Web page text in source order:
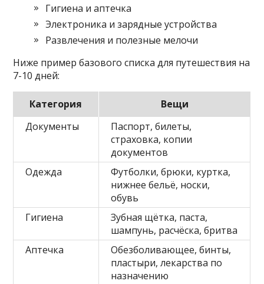
Гигиена и аптечка
Электроника и зарядные устройства
Развлечения и полезные мелочи
Ниже пример базового списка для путешествия на
7-10 дней:
Категория
Вещи
Документы
Паспорт, билеты,
страховка, копии
документов
Одежда
Футболки, брюки, куртка,
нижнее бельё, носки,
обувь
Гигиена
Зубная щётка, паста,
шампунь, расчёска, бритва
Аптечка
Обезболивающее, бинты,
пластыри, лекарства по
назначению